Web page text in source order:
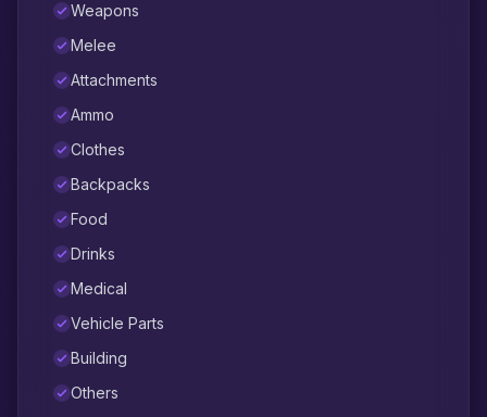
Weapons
Melee
Attachments
Ammo
Clothes
Backpacks
Food
Drinks
Medical
Vehicle Parts
Building
Others